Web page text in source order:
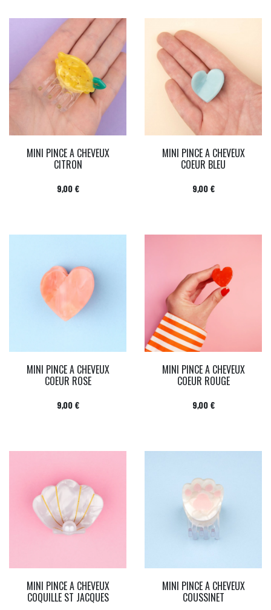
MINI PINCE A CHEVEUX
CITRON
Prix
9,00 €
MINI PINCE A CHEVEUX
COEUR BLEU
Prix
9,00 €
MINI PINCE A CHEVEUX
COEUR ROSE
Prix
9,00 €
MINI PINCE A CHEVEUX
COEUR ROUGE
Prix
9,00 €
MINI PINCE A CHEVEUX
COQUILLE ST JACQUES
MINI PINCE A CHEVEUX
COUSSINET